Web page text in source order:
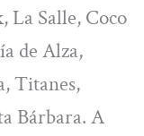
La Salle, Coco
de Alza,
Titanes,
Bárbara. A